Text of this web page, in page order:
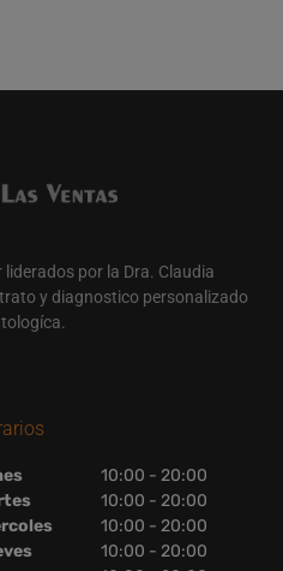
por la Dra. Claudia
y diagnostico personalizado
10:00 - 20:00
10:00 - 20:00
10:00 - 20:00
10:00 - 20:00